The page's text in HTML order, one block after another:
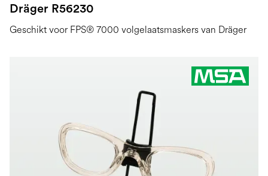
Dräger R56230
Geschikt voor FPS® 7000 volgelaatsmaskers van Dräger